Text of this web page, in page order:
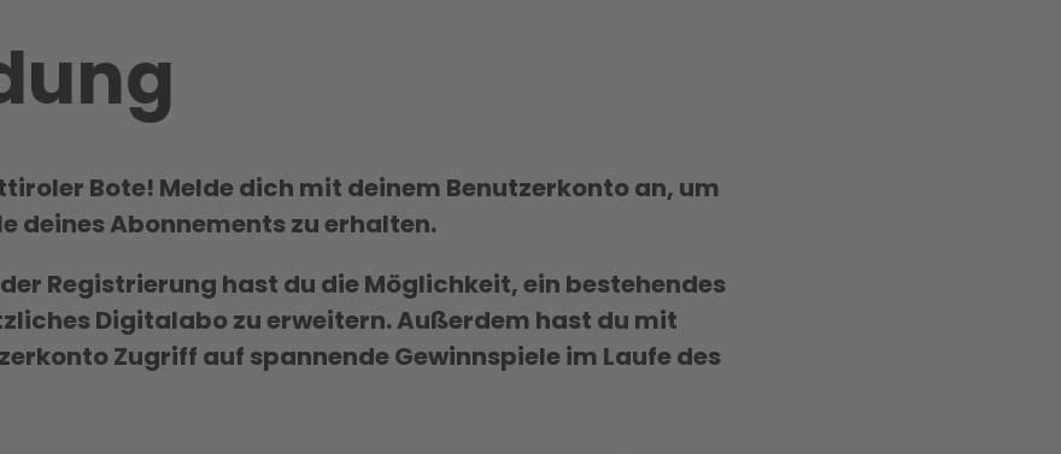
Bote! Melde dich mit deinem Benutzerkonto an, um
deines Abonnements zu erhalten.
Registrierung hast du die Möglichkeit, ein bestehendes
Digitalabo zu erweitern. Außerdem hast du mit
Zugriff auf spannende Gewinnspiele im Laufe des